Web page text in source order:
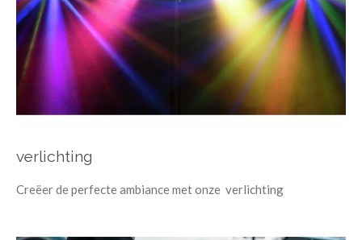
verlichting
Creëer de perfecte ambiance met onze verlichting